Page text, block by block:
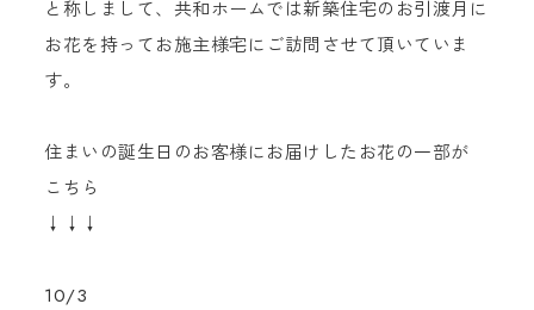
と称しまして、共和ホームでは新築住宅のお引渡月に
お花を持ってお施主様宅にご訪問させて頂いていま
す。
住まいの誕生日のお客様にお届けしたお花の一部が
こちら
↓↓↓
10/3